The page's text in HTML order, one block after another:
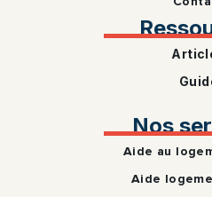
Nos
Aide au
Aide